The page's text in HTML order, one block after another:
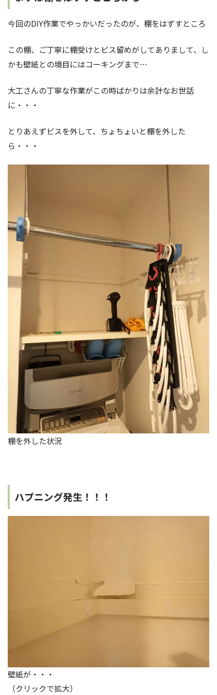
今回のDIY作業でやっかいだったのが、棚をはずすところ
この棚、ご丁寧に棚受けとビス留めがしてありまして、し
かも壁紙との境目にはコーキングまで…
大工さんの丁寧な作業がこの時ばかりは余計なお世話
に・・・
とりあえずビスを外して、ちょちょいと棚を外した
ら・・・
棚を外した状況
ハプニング発生！！！
壁紙が・・・
（クリックで拡大）